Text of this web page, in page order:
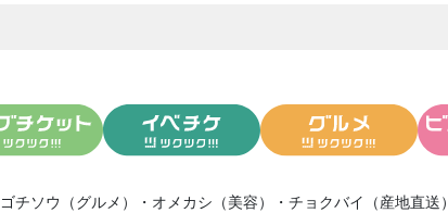
ゴチソウ（グルメ） ・ オメカシ（美容） ・ チョクバイ（産地直送）